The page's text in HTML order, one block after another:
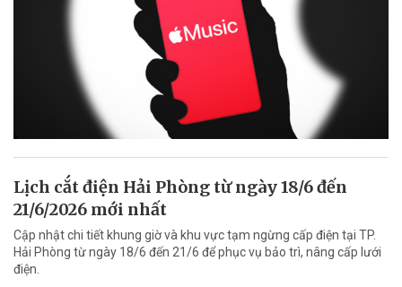
Lịch cắt điện Hải Phòng từ ngày 18/6 đến
21/6/2026 mới nhất
Cập nhật chi tiết khung giờ và khu vực tạm ngừng cấp điện tại TP.
Hải Phòng từ ngày 18/6 đến 21/6 để phục vụ bảo trì, nâng cấp lưới
điện.